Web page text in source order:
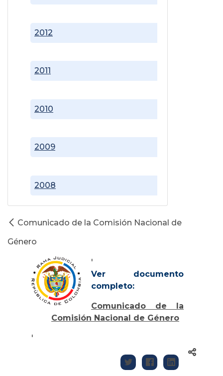
2008
2009
2010
2011
2012
Comunicado de la Comisión Nacional de
Género
'
Ver documento
completo:
Comunicado de la
Comisión Nacional de Género
'